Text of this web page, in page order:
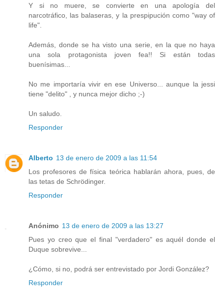
Y si no muere, se convierte en una apología del
narcotráfico, las balaseras, y la prespipución como "way of
life".
Además, donde se ha visto una serie, en la que no haya
una sola protagonista joven fea!! Si están todas
buenísimas...
No me importaría vivir en ese Universo... aunque la jessi
tiene "delito" , y nunca mejor dicho ;-)
Un saludo.
Responder
Alberto 13 de enero de 2009 a las 11:54
Los profesores de física teórica hablarán ahora, pues, de
las tetas de Schrödinger.
Responder
Anónimo 13 de enero de 2009 a las 13:27
Pues yo creo que el final "verdadero" es aquél donde el
Duque sobrevive...
¿Cómo, si no, podrá ser entrevistado por Jordi González?
Responder